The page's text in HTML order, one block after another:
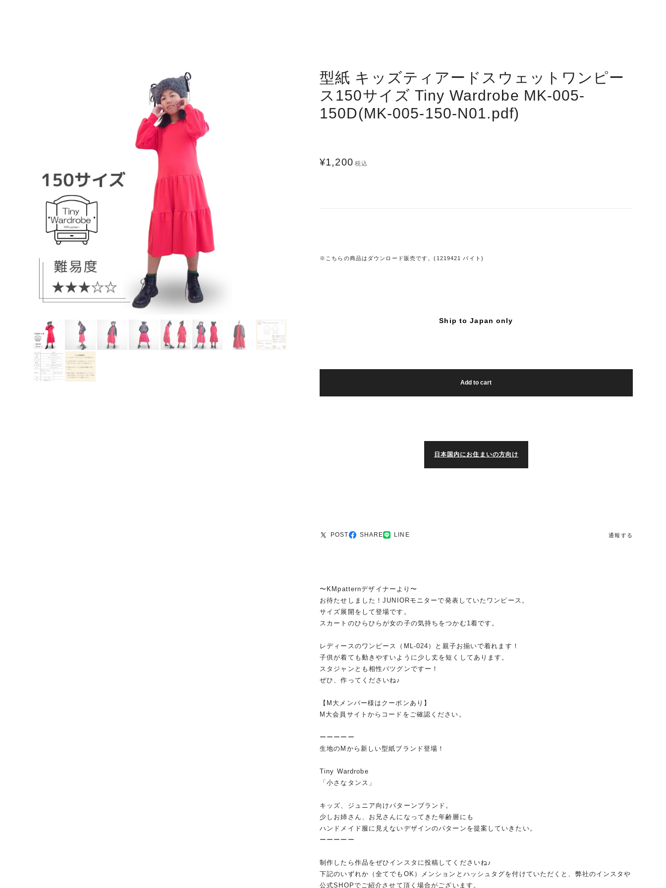
型紙 キッズティアードスウェットワンピー
ス150サイズ Tiny Wardrobe MK-005-
150D(MK-005-150-N01.pdf)
¥1,200 税込
※こちらの商品はダウンロード販売です。(1219421 バイト)
Ship to Japan only
Add to cart
日本国内にお住まいの方向け
POST SHARE LINE 通報する
〜KMpatternデザイナーより〜
お待たせしました！JUNIORモニターで発表していたワンピース。
サイズ展開をして登場です。
スカートのひらひらが女の子の気持ちをつかむ1着です。
レディースのワンピース（ML-024）と親子お揃いで着れます！
子供が着ても動きやすいように少し丈を短くしてあります。
スタジャンとも相性バツグンですー！
ぜひ、作ってくださいね♪
【M大メンバー様はクーポンあり】
M大会員サイトからコードをご確認ください。
ーーーーー
生地のMから新しい型紙ブランド登場！
Tiny Wardrobe
「小さなタンス」
キッズ、ジュニア向けパターンブランド。
少しお姉さん、お兄さんになってきた年齢層にも
ハンドメイド服に見えないデザインのパターンを提案していきたい。
ーーーーー
制作したら作品をぜひインスタに投稿してくださいね♪
下記のいずれか（全てでもOK）メンションとハッシュタグを付けていただくと、弊社のインスタや
公式SHOPでご紹介させて頂く場合がございます。